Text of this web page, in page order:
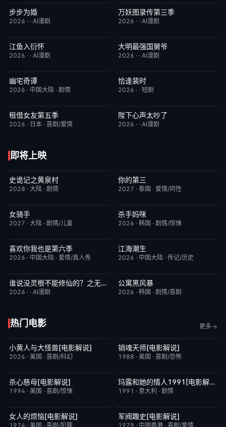
完结
步步为婚
2026 · · AI漫剧
完结
万妖图录传第三季
2026 · · AI漫剧
完结
江鱼入衍怀
2026 · · AI漫剧
完结
大明最强国舅爷
2026 · · AI漫剧
更新至第14集
幽宅奇谭
2026 · 中国大陆 · 剧情
完结
恰逢裴时
2026 · · 短剧
已完结
租借女友第五季
2026 · 日本 · 喜剧/爱情
完结
陛下心声太吵了
2026 · · AI漫剧
即将上映
6月23日更新
史诡记之黄泉村
2028 · 大陆 · 剧情
更新至第02集
你的第三
2027 · 泰国 · 爱情/同性
7月15日更新
女骑手
2027 · 大陆 · 剧情/儿童
更新至第02集
杀手妈咪
2026 · 韩国 · 剧情/惊悚
今日更新
喜欢你我也是第六季
2026 · 中国大陆 · 爱情/真人秀
更新至第22集
江海潮生
2026 · 中国大陆 · 传记/历史
完结 5.0谁说没灵根不能修仙的？之无灵证道第五季
2026 · · AI漫剧
更新至第08集
公寓黑风暴
2026 · 韩国 · 剧情/喜剧
热门电影 更多
已完结
小黄人与大怪兽[电影解说]
2026 · 美国 · 喜剧/科幻
已完结
销魂天师[电影解说]
1988 · 美国 · 喜剧/恐怖
已完结
杀心慈母[电影解说]
1994 · 美国 · 喜剧/惊悚
已完结 6.1玛露和她的情人1991[电影解说]
1991 · 意大利 · 剧情
已完结
女人的烦恼[电影解说]
1974 · 美国 · 喜剧/犯罪
已完结
军阀趣史[电影解说]
1979 · 中国香港 · 喜剧/爱情